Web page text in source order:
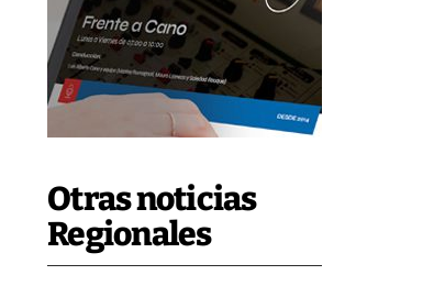
Otras noticias
Regionales